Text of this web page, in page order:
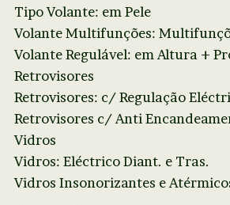
Tipo Volante: em Pele
Volante Multifunções:
Volante Regulável: em Altura +
Retrovisores
Retrovisores: c/ Regulação
Retrovisores c/ Anti
Vidros
Vidros: Eléctrico Diant. e Tras.
Vidros Insonorizantes e